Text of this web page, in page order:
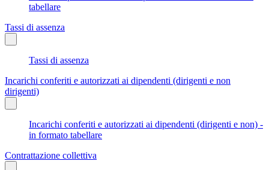
tabellare
Tassi di assenza
Tassi di assenza
Incarichi conferiti e autorizzati ai dipendenti (dirigenti e non
dirigenti)
Incarichi conferiti e autorizzati ai dipendenti (dirigenti e non) -
in formato tabellare
Contrattazione collettiva